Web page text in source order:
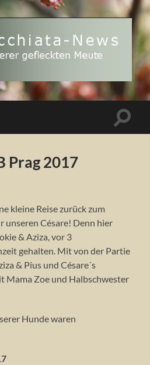
Muta
Macchiata-
News
Prag 2017
kleine Reise zurück zum
unseren Césare! Denn hier
& Aziza, vor 3
gehalten. Mit von der Partie
& Pius und Césare´s
Mama Zoe und Halbschwester
Hunde waren